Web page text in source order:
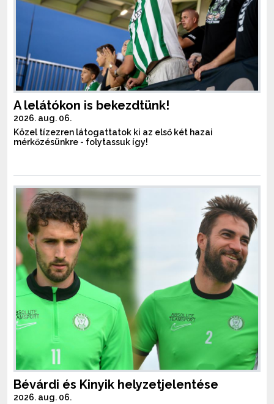
A lelátókon is bekezdtünk!
2026. aug. 06.
Közel tízezren látogattatok ki az első két hazai
mérkőzésünkre - folytassuk így!
Bévárdi és Kinyik helyzetjelentése
2026. aug. 06.